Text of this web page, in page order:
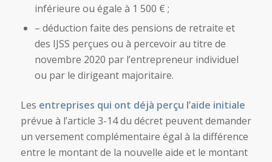
inférieure ou égale à 1 500 € ;
– déduction faite des pensions de retraite et
des IJSS perçues ou à percevoir au titre de
novembre 2020 par l’entrepreneur individuel
ou par le dirigeant majoritaire.
Les entreprises qui ont déjà perçu l’aide initiale
prévue à l’article 3-14 du décret peuvent demander
un versement complémentaire égal à la différence
entre le montant de la nouvelle aide et le montant